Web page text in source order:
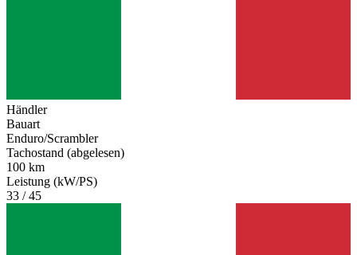
Händler
Bauart
Enduro/Scrambler
Tachostand (abgelesen)
100 km
Leistung (kW/PS)
33 / 45